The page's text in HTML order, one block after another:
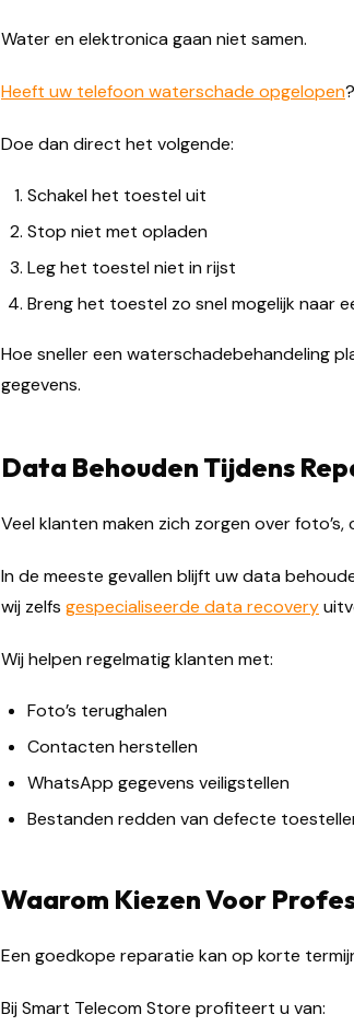
Water en elektronica gaan niet samen.
Heeft uw telefoon waterschade opgelopen?
Doe dan direct het volgende:
Schakel het toestel uit
Stop niet met opladen
Leg het toestel niet in rijst
Breng het toestel zo snel mogelijk naar
Hoe sneller een waterschadebehandeling
gegevens.
Data Behouden Tijdens
Veel klanten maken zich zorgen over
In de meeste gevallen blijft uw data
wij zelfs gespecialiseerde data recovery
Wij helpen regelmatig klanten met:
Foto’s terughalen
Contacten herstellen
WhatsApp gegevens veiligstellen
Bestanden redden van defecte
Waarom Kiezen Voor
Een goedkope reparatie kan op korte
Bij Smart Telecom Store profiteert u van: